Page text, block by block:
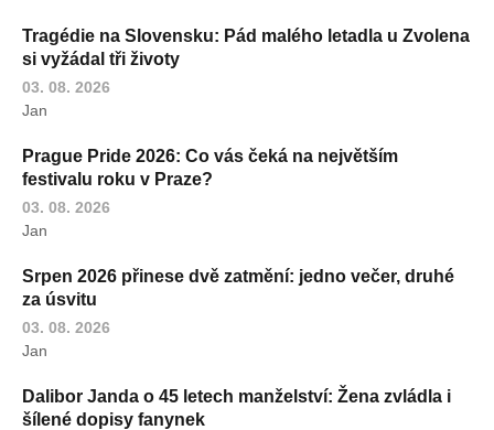
Tragédie na Slovensku: Pád malého letadla u Zvolena
si vyžádal tři životy
03. 08. 2026
Jan
Prague Pride 2026: Co vás čeká na největším
festivalu roku v Praze?
03. 08. 2026
Jan
Srpen 2026 přinese dvě zatmění: jedno večer, druhé
za úsvitu
03. 08. 2026
Jan
Dalibor Janda o 45 letech manželství: Žena zvládla i
šílené dopisy fanynek